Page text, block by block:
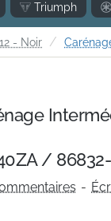
Triumph
- Noir
/
-